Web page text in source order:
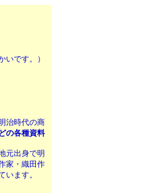
いです。）
治時代の商
の各種資料
元出身で明
家・織田作
います。